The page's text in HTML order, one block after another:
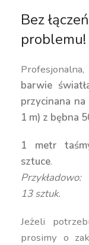
Bez
problemu!
barwie
przycinana na
1 m) z bębna
1 metr
sztuce.
13 sztuk.
Jeżeli
prosimy o